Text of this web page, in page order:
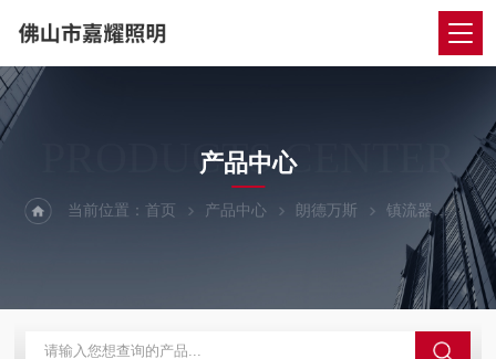
PRODUCTS CENTER
产品中心
当前位置：首页 产品中心 朗德万斯 镇流器 欧